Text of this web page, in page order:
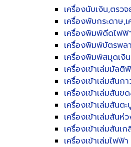
เครื่องนับเงิน,ตรว
เครื่องพับกระดาษ,
เครื่องพิมพ์ดีดไฟฟ้
เครื่องพิมพ์บัตรพล
เครื่องพิมพ์สมุดเงิ
เครื่องเข้าเล่มมัลติ
เครื่องเข้าเล่มสันก
เครื่องเข้าเล่มสันข
เครื่องเข้าเล่มสันตะ
เครื่องเข้าเล่มสันห่
เครื่องเข้าเล่มสันเ
เครื่องเข้าเล่มไฟฟ้า